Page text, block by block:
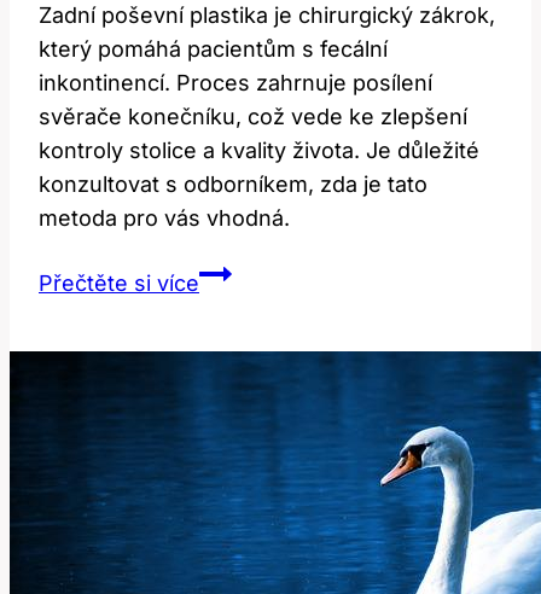
Zadní poševní plastika je chirurgický zákrok,
který pomáhá pacientům s fecální
inkontinencí. Proces zahrnuje posílení
svěrače konečníku, což vede ke zlepšení
kontroly stolice a kvality života. Je důležité
konzultovat s odborníkem, zda je tato
metoda pro vás vhodná.
Přečtěte si víceZadní